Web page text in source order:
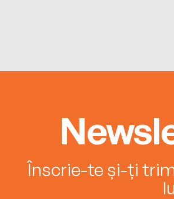
Înscrie-te și-ți